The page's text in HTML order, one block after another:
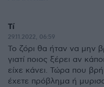
Τί
29.11.2022, 06:59
Το ζόρι θα ήταν να μην
γιατί ποιος ξέρει αν
είχε κάνει. Τώρα που
έχετε πρόβλημα ή